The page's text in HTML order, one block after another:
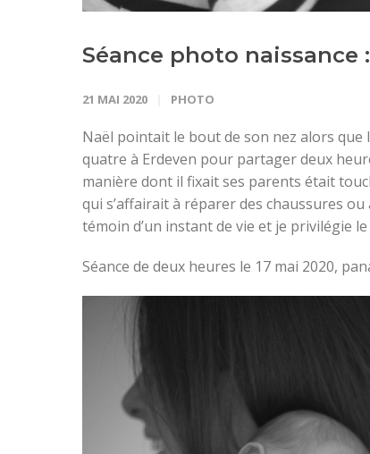
Séance photo naissance
21 MAI 2020 PHOTO
Naël pointait le bout de son nez alors que
quatre à Erdeven pour partager deux
manière dont il fixait ses parents était
qui s’affairait à réparer des chaussures
témoin d’un instant de vie et je privilégie
Séance de deux heures le 17 mai 2020,